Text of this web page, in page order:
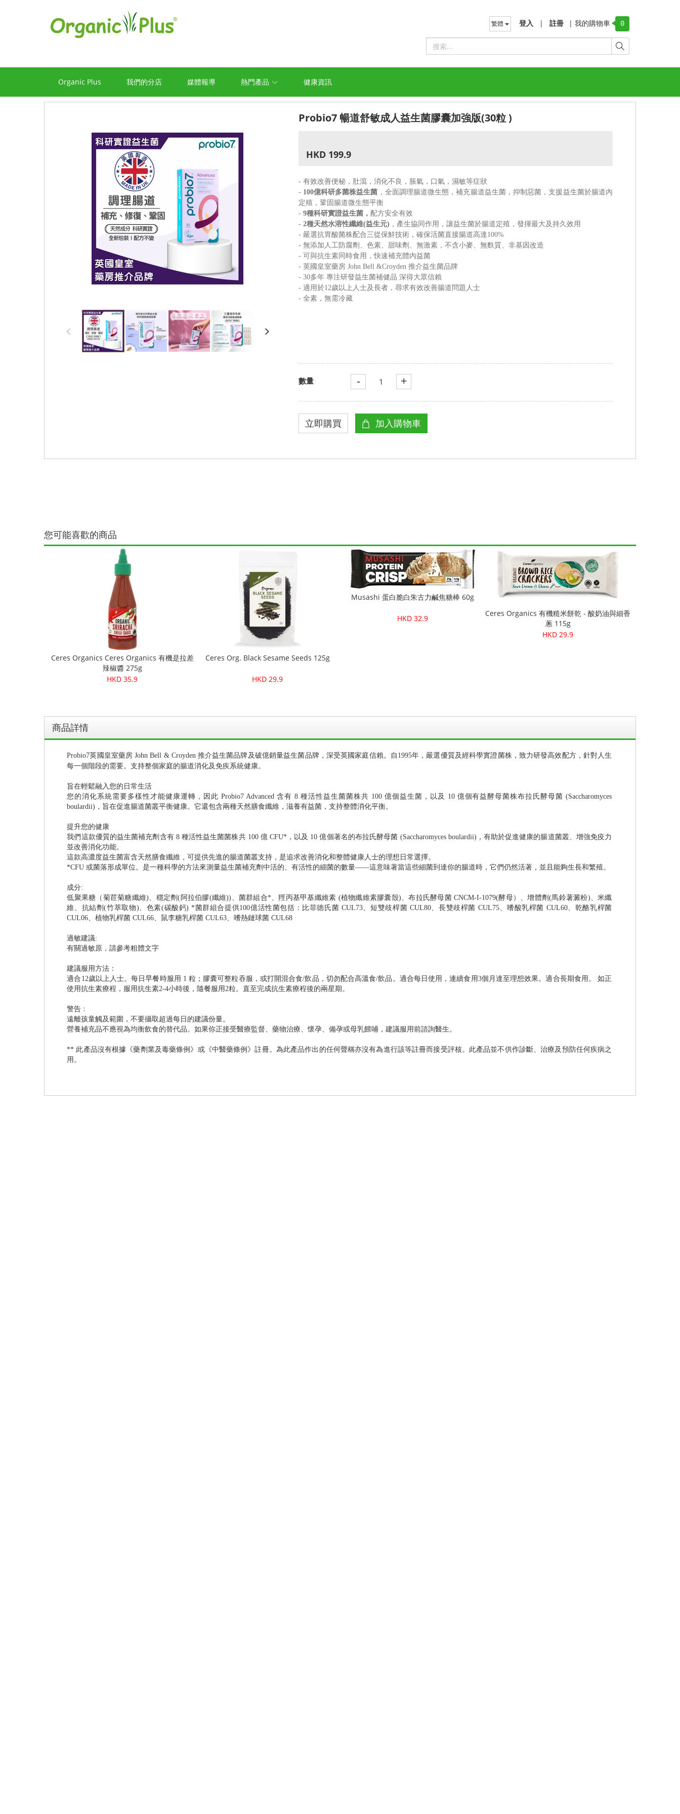
| 我的購物車 0
登入 | 註冊
繁體
Organic Plus 我們的分店 媒體報導 熱門產品 健康資訊
Probio7 暢道舒敏成人益生菌膠囊加強版(30粒 )
HKD 199.9
- 有效改善便秘，肚瀉，消化不良，脹氣，口氣，濕敏等症狀
- 100億科研多菌株益生菌 ，全面調理腸道微生態，補充腸道益生菌，抑制惡菌，支援益生菌於腸道內
定殖，鞏固腸道微生態平衡
- 9種科研實證益生菌， 配方安全有效
- 2種天然水溶性纖維(益生元) ，產生協同作用，讓益生菌於腸道定殖，發揮最大及持久效用
- 嚴選抗胃酸菌株配合三從保鮮技術，確保活菌直接腸道高達100%
- 無添加人工防腐劑、色素、甜味劑、無激素，不含小麥、無麩質、非基因改造
- 可與抗生素同時食用，快速補充體內益菌
- 英國皇室藥房 John Bell &Croyden 推介益生菌品牌
- 30多年 專注研發益生菌補健品 深得大眾信賴
- 適用於12歲以上人士及長者，尋求有效改善腸道問題人士
- 全素，無需冷藏
數量 - +
您可能喜歡的商品
Ceres Organics Ceres Organics 有機是拉差
辣椒醬 275g
HKD 35.9
Ceres Org. Black Sesame Seeds 125g
HKD 29.9
Musashi 蛋白脆白朱古力鹹焦糖棒 60g
HKD 32.9
Ceres Organics 有機糙米餅乾 - 酸奶油與細香
蔥 115g
HKD 29.9
商品詳情
Probio7英國皇室藥房 John Bell & Croyden 推介益生菌品牌及破億銷量益生菌品牌，深受英國家庭信賴。自1995年，嚴選優質及經科學實證菌株，致力研發高效配方，針對人生
每一個階段的需要。支持整個家庭的腸道消化及免疾系統健康。
旨在輕鬆融入您的日常生活
您的消化系統需要多樣性才能健康運轉，因此 Probio7 Advanced 含有 8 種活性益生菌菌株共 100 億個益生菌，以及 10 億個有益酵母菌株布拉氏酵母菌 (Saccharomyces
boulardii)，旨在促進腸道菌叢平衡健康。它還包含兩種天然膳食纖維，滋養有益菌，支持整體消化平衡。
提升您的健康
我們這款優質的益生菌補充劑含有 8 種活性益生菌菌株共 100 億 CFU*，以及 10 億個著名的布拉氏酵母菌 (Saccharomyces boulardii)，有助於促進健康的腸道菌叢、增強免疫力
並改善消化功能。
這款高濃度益生菌富含天然膳食纖維，可提供先進的腸道菌叢支持，是追求改善消化和整體健康人士的理想日常選擇。
*CFU 或菌落形成單位。是一種科學的方法來測量益生菌補充劑中活的、有活性的細菌的數量——這意味著當這些細菌到達你的腸道時，它們仍然活著，並且能夠生長和繁殖。
成分:
低聚果糖（菊苣菊糖纖維)、穩定劑(阿拉伯膠(纖維))、菌群組合*、羥丙基甲基纖維素 (植物纖維素膠囊殼)、布拉氏酵母菌 CNCM-I-1079(酵母）、增體劑(馬鈴薯澱粉)、米纖
維、抗結劑(竹萃取物)、色素(碳酸鈣) *菌群組合提供100億活性菌包括：比菲德氏菌 CUL73、短雙歧桿菌 CUL80、長雙歧桿菌 CUL75、嗜酸乳桿菌 CUL60、乾酪乳桿菌
CUL06、植物乳桿菌 CUL66、鼠李糖乳桿菌 CUL63、嗜熱鏈球菌 CUL68
過敏建議:
有關過敏原，請參考粗體文字
建議服用方法：
適合12歲以上人士。每日早餐時服用 1 粒；膠囊可整粒吞服，或打開混合食/飲品，切勿配合高溫食/飲品。適合每日使用，連續食用3個月達至理想效果。適合長期食用。 如正
使用抗生素療程，服用抗生素2-4小時後，隨餐服用2粒。直至完成抗生素療程後的兩星期。
警告﹕
遠離孩童觸及範圍，不要攝取超過每日的建議份量。
營養補充品不應視為均衡飲食的替代品。如果你正接受醫療監督、藥物治療、懷孕、備孕或母乳餵哺，建議服用前諮詢醫生。
** 此產品沒有根據《藥劑業及毒藥條例》或《中醫藥條例》註冊。為此產品作出的任何聲稱亦沒有為進行該等註冊而接受評核。此產品並不供作診斷、治療及預防任何疾病之
用。